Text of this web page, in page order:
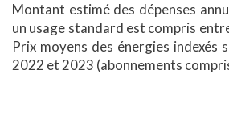
Montant estimé des dépenses
un usage standard est compris
Prix moyens des énergies indexés
2022 et 2023 (abonnements